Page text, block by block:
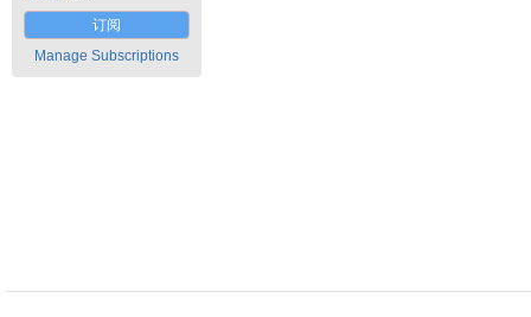
订阅
Manage Subscriptions